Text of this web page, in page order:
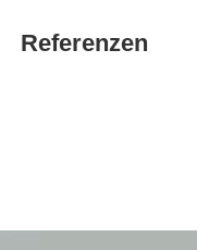
Referenzen